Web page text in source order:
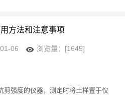
方法和注意事项
06 浏览量：[1645]
剪强度的仪器，测定时将土样置于仪